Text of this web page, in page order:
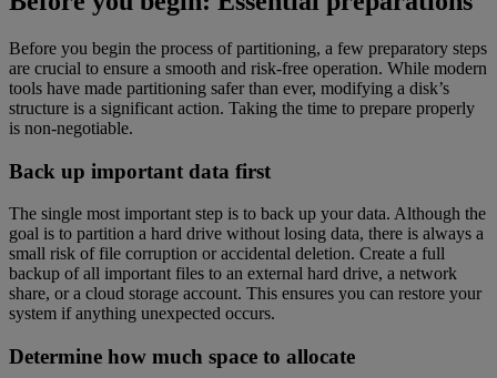
Before you begin the process of partitioning, a few preparatory steps
are crucial to ensure a smooth and risk-free operation. While modern
tools have made partitioning safer than ever, modifying a disk’s
structure is a significant action. Taking the time to prepare properly
is non-negotiable.
Back up important data first
The single most important step is to back up your data. Although the
goal is to partition a hard drive without losing data, there is always a
small risk of file corruption or accidental deletion. Create a full
backup of all important files to an external hard drive, a network
share, or a cloud storage account. This ensures you can restore your
system if anything unexpected occurs.
Determine how much space to allocate